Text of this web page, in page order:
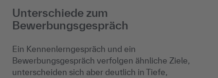
Unterschiede zum
Bewerbungsgespräch
Ein Kennenlerngespräch und ein
Bewerbungsgespräch verfolgen ähnliche Ziele,
unterscheiden sich aber deutlich in Tiefe,